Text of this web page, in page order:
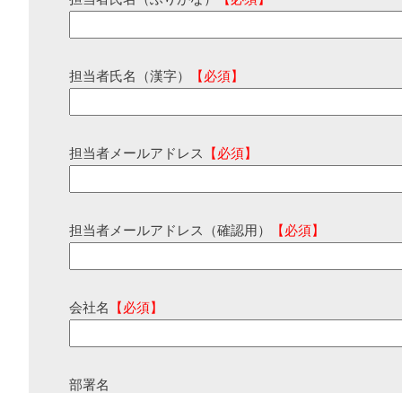
担当者氏名（漢字） 【必須】
担当者メールアドレス 【必須】
担当者メールアドレス（確認用） 【必須】
会社名 【必須】
部署名